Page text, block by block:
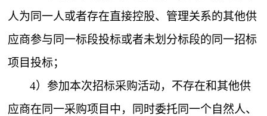
人为同一人或者存在直接控股、管理关系的其他供
应商参与同一标段投标或者未划分标段的同一招标
项目投标；
4）参加本次招标采购活动，不存在和其他供
应商在同一采购项目中，同时委托同一个自然人、